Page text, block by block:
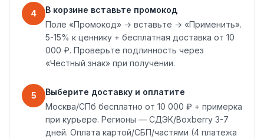
4
В корзине вставьте промокод
Поле «Промокод» → вставьте → «Применить».
5-15% к ценнику + бесплатная доставка от 10
000 ₽. Проверьте подлинность через
«Честный знак» при получении.
5
Выберите доставку и оплатите
Москва/СПб бесплатно от 10 000 ₽ + примерка
при курьере. Регионы — СДЭК/Boxberry 3-7
дней. Оплата картой/СБП/частями (4 платежа